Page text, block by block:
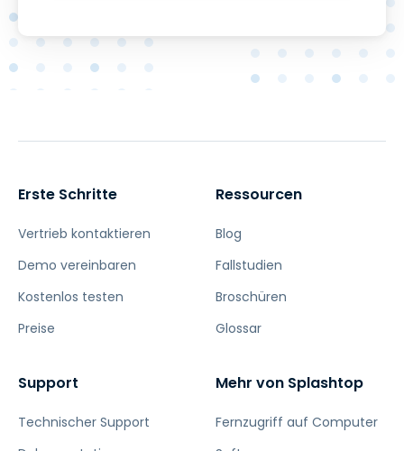
Erste Schritte
Vertrieb kontaktieren
Demo vereinbaren
Kostenlos testen
Preise
Ressourcen
Blog
Fallstudien
Broschüren
Glossar
Support
Technischer Support
Mehr von Splashtop
Fernzugriff auf Computer